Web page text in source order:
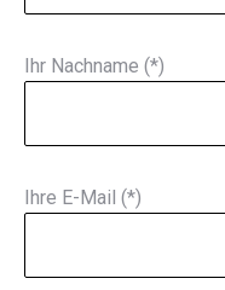
Ihr Nachname (*)
Ihre E-Mail (*)